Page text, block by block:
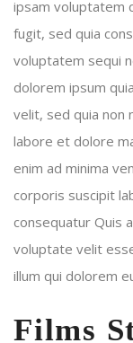
ipsam voluptatem
fugit, sed quia
voluptatem sequi
dolorem ipsum
velit, sed quia non
labore et dolore
enim ad minima
corporis suscipit
consequatur Quis
voluptate velit
illum qui dolorem
Films